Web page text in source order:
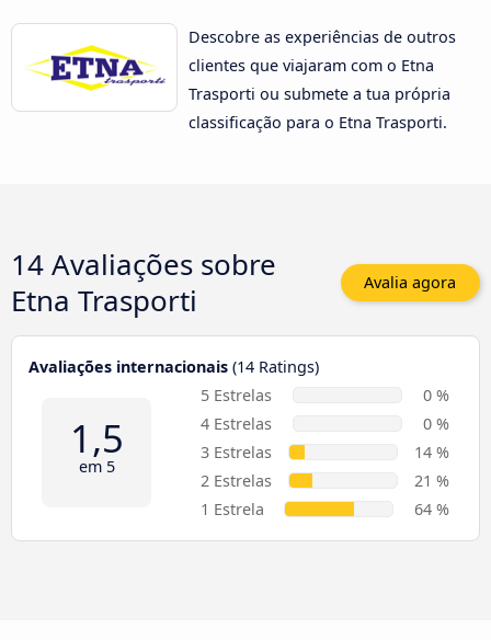
Descobre as experiências de outros
clientes que viajaram com o Etna
Trasporti ou submete a tua própria
classificação para o Etna Trasporti.
14 Avaliações sobre
Etna Trasporti
Avalia agora
Avaliações internacionais (14 Ratings)
1,5
em 5
5 Estrelas
0 %
4 Estrelas
0 %
3 Estrelas
14 %
2 Estrelas
21 %
1 Estrela
64 %